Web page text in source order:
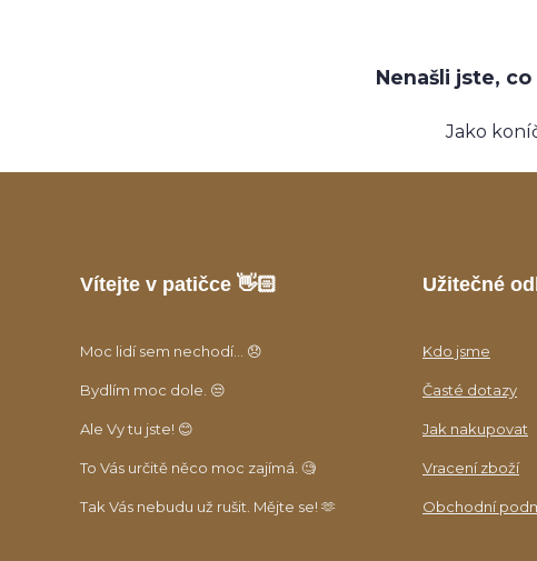
Nenašli jste,
Jako
Vítejte v patičce 👋🏻
Moc lidí sem nechodí... 😞
Bydlím moc dole. 😒
Ale Vy tu jste! 😊
To Vás určitě něco moc zajímá. 🧐
Tak Vás nebudu už rušit. Mějte se! 🫶
Užitečné
Kdo jsme
Časté dotazy
Jak nakupovat
Vracení zboží
Obchodní